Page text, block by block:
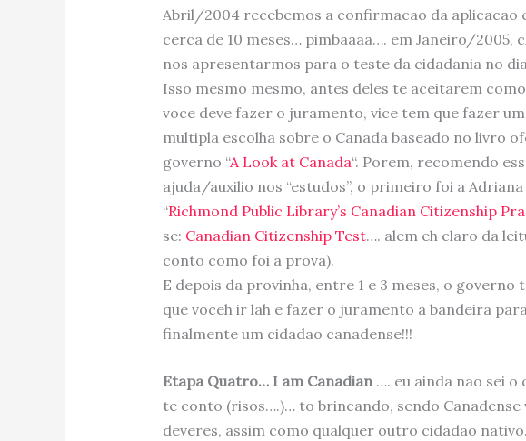
Abril/2004 recebemos a confirmacao da aplicacao
cerca de 10 meses… pimbaaaa…. em Janeiro/2005,
nos apresentarmos para o teste da cidadania no
Isso mesmo mesmo, antes deles te aceitarem
voce deve fazer o juramento, vice tem que fazer
multipla escolha sobre o Canada baseado no livro
governo “A Look at Canada“. Porem, recomendo
ajuda/auxilio nos “estudos”, o primeiro foi a
“Richmond Public Library’s Canadian Citizenship
se: Canadian Citizenship Test…. alem eh claro da
conto como foi a prova).
E depois da provinha, entre 1 e 3 meses, o
que voceh ir lah e fazer o juramento a bandeira
finalmente um cidadao canadense!!!
Etapa Quatro… I am Canadian…. eu ainda nao sei o
te conto (risos….)… to brincando, sendo
deveres, assim como qualquer outro cidadao nativo.